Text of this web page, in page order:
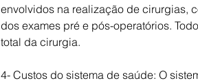
envolvidos na realização de cirurgias,
dos exames pré e pós-operatórios.
total da cirurgia.
4- Custos do sistema de saúde: O